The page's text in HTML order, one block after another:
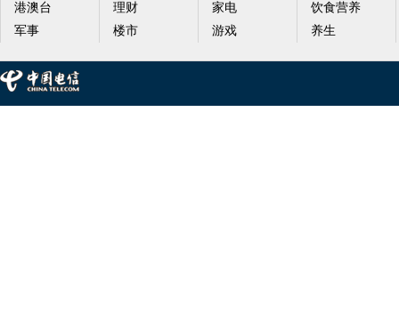
港澳台
军事
理财
楼市
家电
游戏
饮食营养
养生